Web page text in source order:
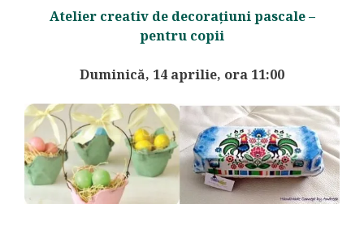
Atelier creativ de decorațiuni pascale –
pentru copii
Duminică, 14 aprilie, ora 11:00